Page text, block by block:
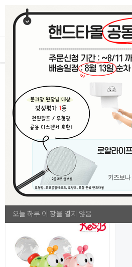
오늘 하루 이 창을 열지 않음
오늘 하루 이 창을 열지 않음
PLAYLAB NEW BEST
버블건/물총